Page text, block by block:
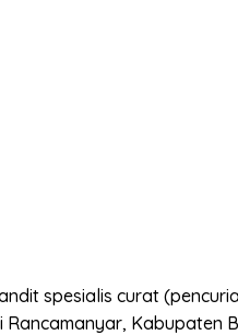
spesialis curat
Rancamanyar, Kabupaten